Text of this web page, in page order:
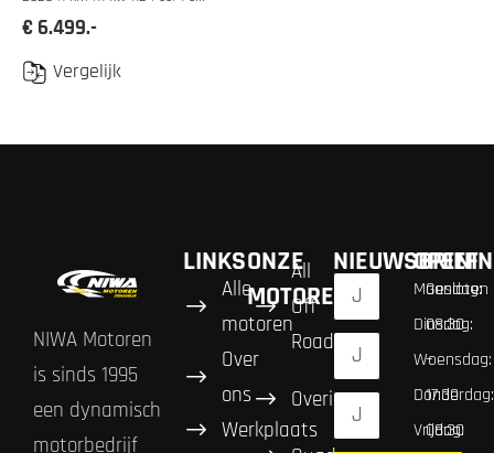
€ 6.499.-
Vergelijk
NIWA Motoren
is sinds 1995
een dynamisch
motorbedrijf
LINKS
Alle
motoren
Over
ons
Werkplaats
ONZE
MOTOREN
All
Off
Road
Overig
NIEUWSBRIEF
Maandag:
Dinsdag:
Woensdag:
Donderdag:
Vrijdag:
Gesloten
08:30
–
17:30
08:30